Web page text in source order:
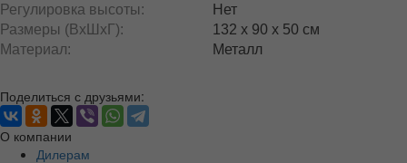
Регулировка высоты:
Нет
Размеры (ВxШxГ):
132 x 90 x 50 см
Материал:
Металл
Поделиться с друзьями:
О компании
Дилерам